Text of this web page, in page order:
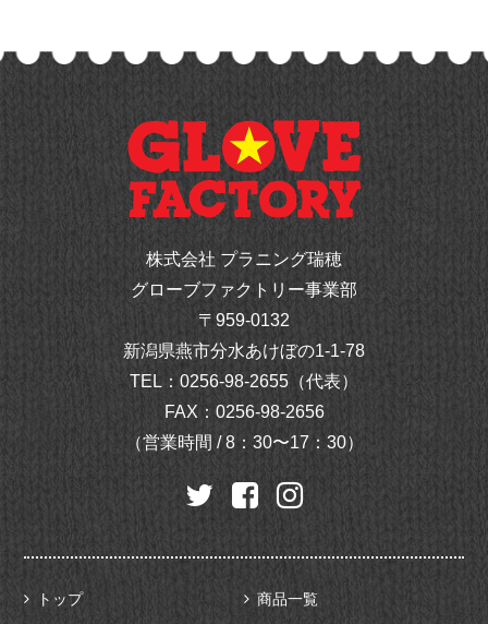
株式会社 プラニング瑞穂
グローブファクトリー事業部
〒959-0132
新潟県燕市分水あけぼの1-1-78
TEL： 0256-98-2655（代表）
FAX：0256-98-2656
（営業時間 / 8：30〜17：30）
トップ 商品一覧